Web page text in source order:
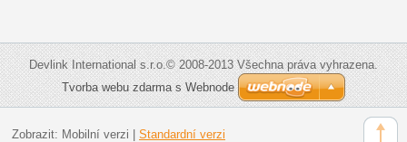
Devlink International s.r.o.© 2008-2013 Všechna práva vyhrazena.
Tvorba webu zdarma s Webnode
Zobrazit: Mobilní verzi Standardní verzi